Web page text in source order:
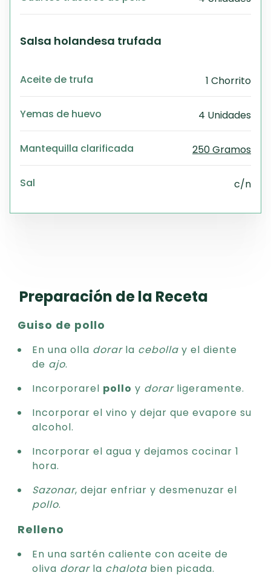
Salsa holandesa trufada
Aceite de trufa 1 Chorrito
Yemas de huevo 4 Unidades
Mantequilla clarificada 250 Gramos
Sal c/n
Preparación de la Receta
Guiso de pollo
En una olla dorarla cebolla y el diente
de ajo.
Incorporarel pollo y dorarligeramente.
Incorporar el vino y dejar que evapore su
alcohol.
Incorporar el agua y dejamos cocinar 1
hora.
Sazonar, dejar enfriar y desmenuzar el
pollo.
Relleno
En una sartén caliente con aceite de
oliva dorarla chalota bien picada.